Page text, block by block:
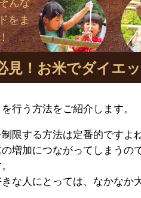
をま
見！お米でダイエ
行う方法をご紹介します。
限する方法は定番的ですよね
増加につながってしまうの
な人にとっては、なかなか